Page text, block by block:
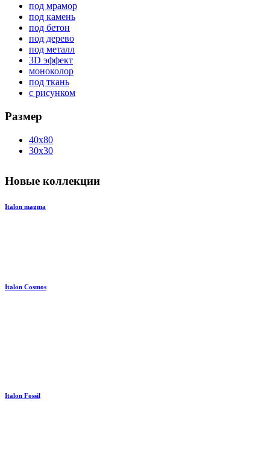
под мрамор
под камень
под бетон
под дерево
под металл
3D эффект
моноколор
под ткань
с рисунком
Размер
40x80
30x30
Новые коллекции
Italon magma
Italon Cosmos
Italon Fossil